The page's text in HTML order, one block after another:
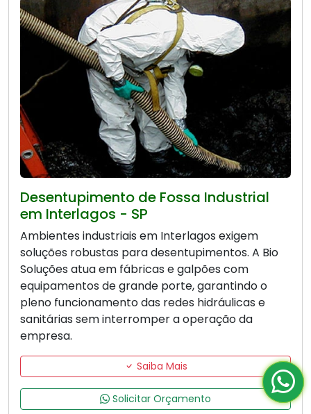
Desentupimento de Fossa Industrial
em Interlagos - SP
Ambientes industriais em Interlagos exigem
soluções robustas para desentupimentos. A Bio
Soluções atua em fábricas e galpões com
equipamentos de grande porte, garantindo o
pleno funcionamento das redes hidráulicas e
sanitárias sem interromper a operação da
empresa.
Saiba Mais
Solicitar Orçamento